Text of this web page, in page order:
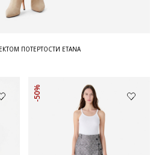
ПОТЕРТОСТИ ETANA
-50%